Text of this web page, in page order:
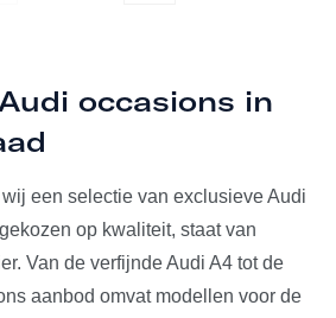
occasions in
een selectie van exclusieve Audi
op kwaliteit, staat van
Van de verfijnde Audi A4 tot de
aanbod omvat modellen voor de